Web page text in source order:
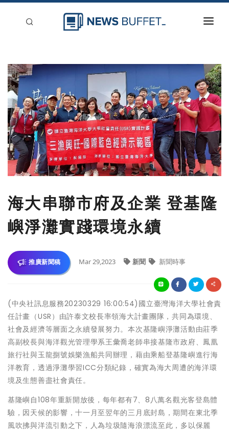
新聞稿分類
登入
刊登
海大串聯市府及企業 登基隆
嶼淨灘實踐環境永續
推廣新聞稿 Mar 29,2023 新聞 新聞時事
(中央社訊息服務20230329 16:00:54)國立臺灣海洋大學社會責
任計畫（USR）由許泰文校長率領海大計畫團隊，共同為環境、
社會及經濟等層面之永續發展努力。本次基隆嶼淨灘活動由莊季
高副校長與海洋觀光管理學系王彙喬老師串接基隆市政府、鳳凰
旅行社與玉龍捌號娛樂漁船共同辦理，藉由乘船登基隆嶼進行海
洋教育，透過淨灘學習ICC分類紀錄，確實為海大周遭的海洋環
境及生態善盡社會責任。
基隆嶼自108年重新開放後，每年都有7、8八萬名觀光客登島體
驗，因天候的影響，十一月至翌年的三月底封島，期間在東北季
風吹拂與洋流引動之下，人為垃圾隨海浪漂流至此，多以保麗